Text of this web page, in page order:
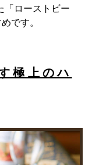
「ローストビー
です。
極上のハ